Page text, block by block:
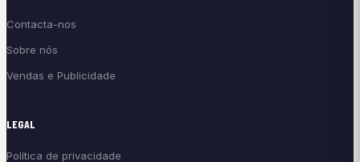
Contacta-nos
Sobre nós
Vendas e Publicidade
LEGAL
Política de privacidade